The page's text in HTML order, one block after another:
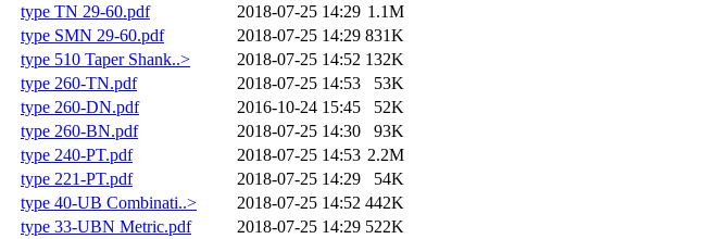
type TN 29-60.pdf
2018-07-25 14:29 1.1M
type SMN 29-60.pdf
2018-07-25 14:29 831K
type 510 Taper Shank..>
2018-07-25 14:52 132K
type 260-TN.pdf
2018-07-25 14:53
53K
type 260-DN.pdf
2016-10-24 15:45
52K
type 260-BN.pdf
2018-07-25 14:30
93K
type 240-PT.pdf
2018-07-25 14:53 2.2M
type 221-PT.pdf
2018-07-25 14:29
54K
type 40-UB Combinati..>
2018-07-25 14:52 442K
type 33-UBN Metric.pdf
2018-07-25 14:29 522K